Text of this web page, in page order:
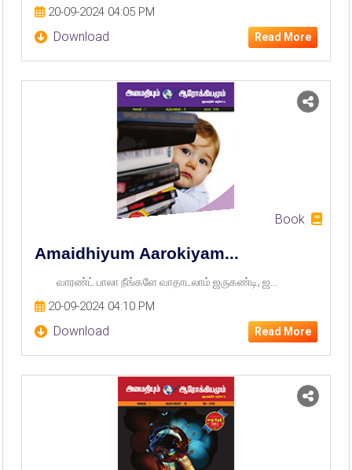
20-09-2024 04:05 PM
Download Read More
Book
Amaidhiyum Aarokiyam...
வாரண்ட் பாலா நீங்களே வாதாடலாம் ஜருகண்டி, ஜ...
20-09-2024 04:10 PM
Download Read More